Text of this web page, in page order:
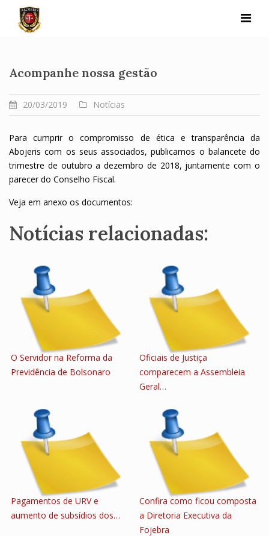
content
Acompanhe nossa gestão
20/03/2019 Notícias
Para cumprir o compromisso de ética e transparência da
Abojeris com os seus associados, publicamos o balancete do
trimestre de outubro a dezembro de 2018, juntamente com o
parecer do Conselho Fiscal.
Veja em anexo os documentos:
Notícias relacionadas:
O Servidor na Reforma da
Previdência de Bolsonaro
Oficiais de Justiça
comparecem a Assembleia
Geral…
Pagamentos de URV e
aumento de subsídios dos…
Confira como ficou composta
a Diretoria Executiva da
Fojebra